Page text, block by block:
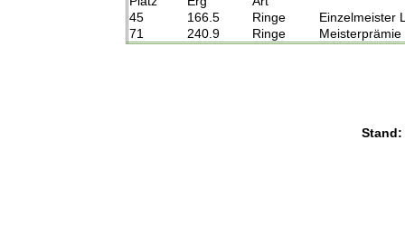
45
166.5 Ringe
Einzelmeister
71
240.9 Ringe
Stand: